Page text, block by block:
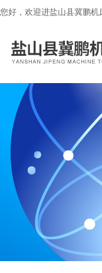
您好，欢迎进盐山县冀鹏机